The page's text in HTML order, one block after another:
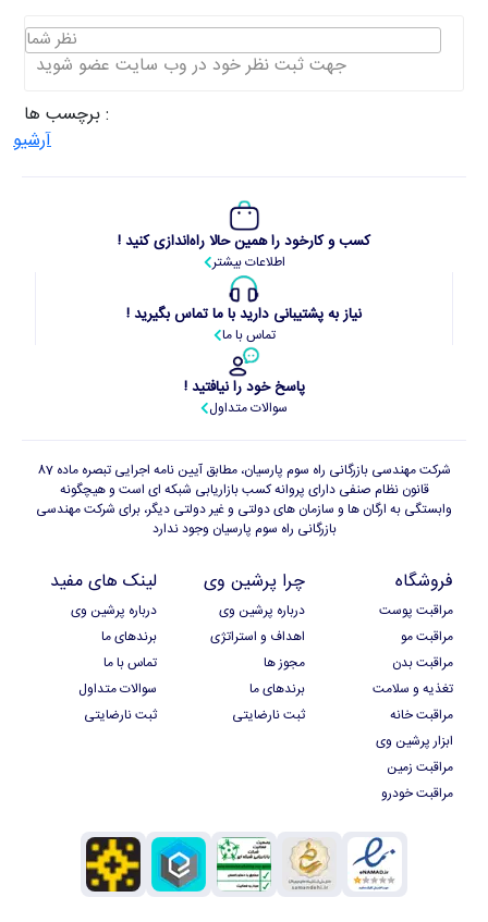
نظر شما
جهت ثبت نظر خود در وب سایت عضو شوید
برچسب ها :
آرشیو
کسب و کارخود را همین حالا راه‌اندازی کنید !
اطلاعات بیشتر
نیاز به پشتیبانی دارید با ما تماس بگیرید !
تماس با ما
پاسخ خود را نیافتید !
سوالات متداول
شرکت مهندسی بازرگانی راه سوم پارسیان، مطابق آیین نامه اجرایی تبصره ماده 87
قانون نظام صنفی دارای پروانه کسب بازاریابی شبکه ای است و هیچگونه
وابستگی به ارگان ها و سازمان های دولتی و غیر دولتی دیگر، برای شرکت مهندسی
بازرگانی راه سوم پارسیان وجود ندارد
فروشگاه
مراقبت پوست
مراقبت مو
مراقبت بدن
تغذیه و سلامت
مراقبت خانه
ابزار پرشین وی
مراقبت زمین
مراقبت خودرو
چرا پرشین وی
درباره پرشین وی
اهداف و استراتژی
مجوز ها
برندهای ما
ثبت نارضایتی
لینک های مفید
درباره پرشین وی
برندهای ما
تماس با ما
سوالات متداول
ثبت نارضایتی